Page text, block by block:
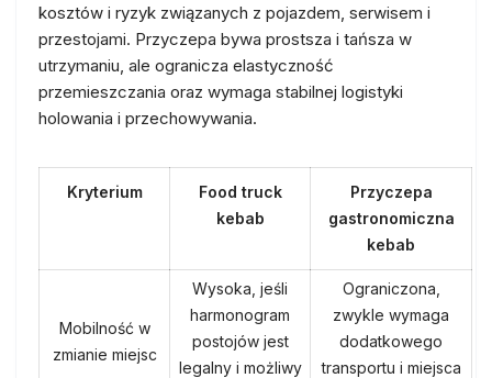
kosztów i ryzyk związanych z pojazdem, serwisem i
przestojami. Przyczepa bywa prostsza i tańsza w
utrzymaniu, ale ogranicza elastyczność
przemieszczania oraz wymaga stabilnej logistyki
holowania i przechowywania.
Kryterium
Food truck
kebab
Przyczepa
gastronomiczna
kebab
Mobilność w
zmianie miejsc
Wysoka, jeśli
harmonogram
postojów jest
legalny i możliwy
Ograniczona,
zwykle wymaga
dodatkowego
transportu i miejsca